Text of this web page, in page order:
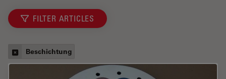
FILTER ARTICLES
Beschichtung